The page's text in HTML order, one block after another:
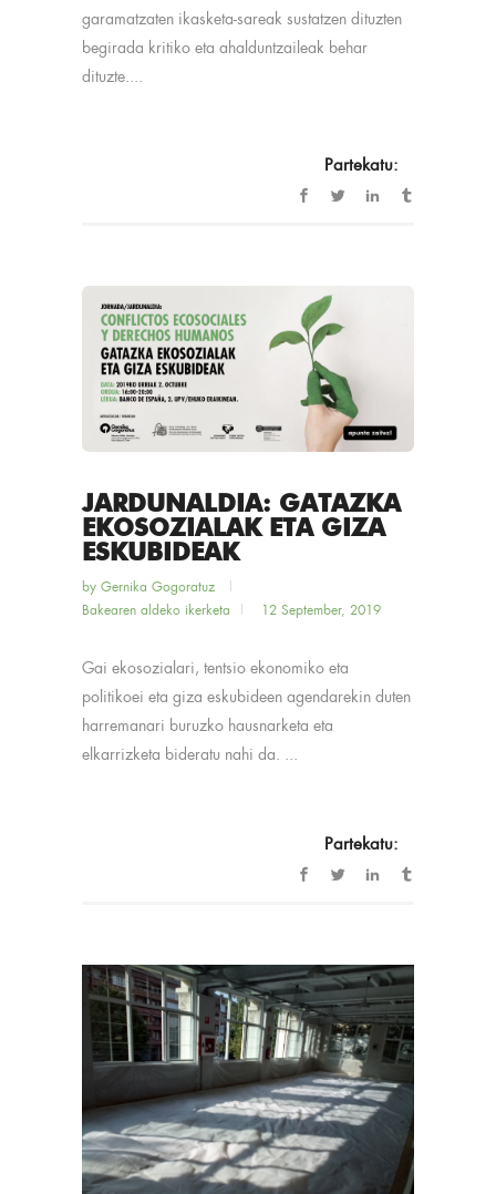
garamatzaten ikasketa-sareak sustatzen dituzten
begirada kritiko eta ahalduntzaileak behar
dituzte....
Partekatu:
JARDUNALDIA: GATAZKA
EKOSOZIALAK ETA GIZA
ESKUBIDEAK
by Gernika Gogoratuz
Bakearen aldeko ikerketa
12 September, 2019
Gai ekosozialari, tentsio ekonomiko eta
politikoei eta giza eskubideen agendarekin duten
harremanari buruzko hausnarketa eta
elkarrizketa bideratu nahi da. ...
Partekatu: